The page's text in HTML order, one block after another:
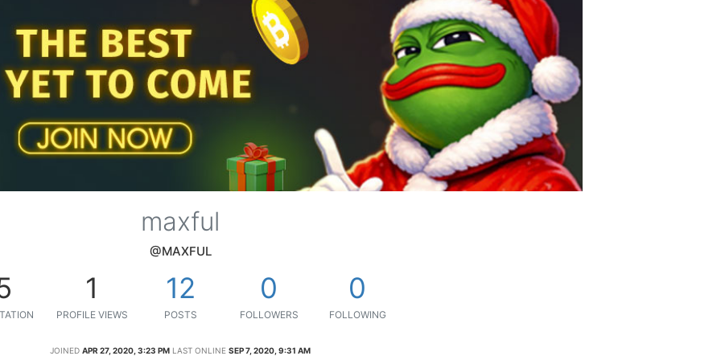
maxful
@MAXFUL
1
PROFILE VIEWS
12
POSTS
0
FOLLOWERS
0
FOLLOWING
JOINED APR 27, 2020, 3:23 PM LAST ONLINE SEP 7, 2020, 9:31 AM